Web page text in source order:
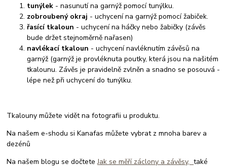
tunýlek - nasunutí na garnýž pomocí tunýlku.
zobroubený okraj - uchycení na garnýž pomocí žabiček.
řasící tkaloun - uchycení na háčky nebo žabičky (závěs
bude držet stejnoměrně nařasen)
navlékací tkaloun - uchycení navléknutím závěsů na
garnýž (garnýž je provléknuta poutky, která jsou na našitém
tkalounu. Závěs je pravidelně zvlněn a snadno se posouvá -
lépe než při uchycení do tunýlku.
Tkalouny můžete vidět na fotografii u produktu.
Na našem e-shodu si Kanafas můžete vybrat z mnoha barev a
dezénů
Na našem blogu se dočteteJak se měří záclony a závěsy,také